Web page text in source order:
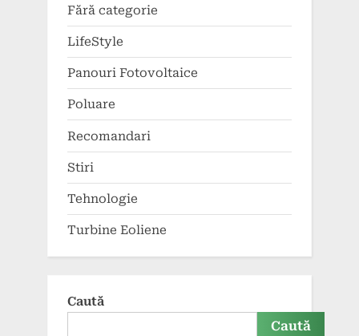
Fără categorie
LifeStyle
Panouri Fotovoltaice
Poluare
Recomandari
Stiri
Tehnologie
Turbine Eoliene
Caută
Caută